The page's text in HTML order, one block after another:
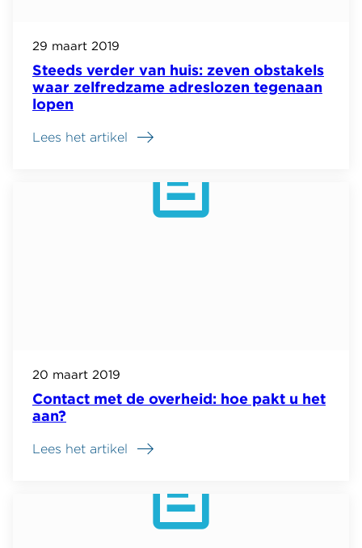
Steeds verder van huis: zeven obstakels
waar zelfredzame adreslozen tegenaan
lopen
29 maart 2019
Lees het artikel
Contact met de overheid: hoe pakt u het
aan?
20 maart 2019
Lees het artikel